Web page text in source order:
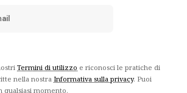
Termini di utilizzo e riconosci le pratiche di
nella nostra Informativa sulla privacy. Puoi
qualsiasi momento.